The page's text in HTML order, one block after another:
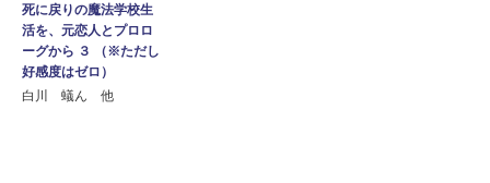
死に戻りの魔法学校生
活を、元恋人とプロロ
ーグから ３ （※ただし
好感度はゼロ）
白川 蟻ん 他